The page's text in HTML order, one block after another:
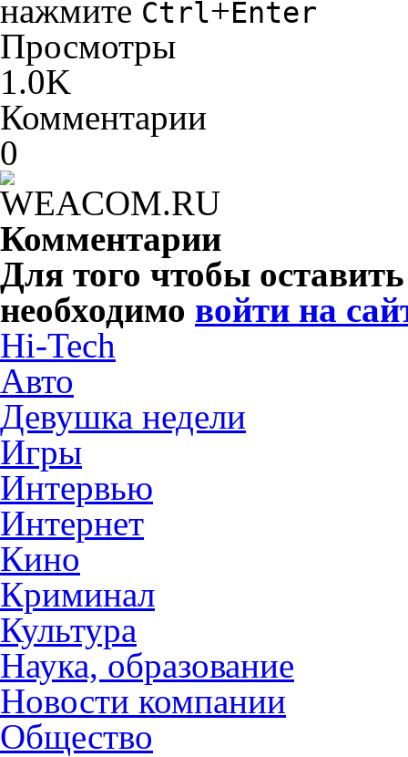
нажмите Ctrl+Enter
Просмотры
1.0K
Комментарии
0
Комментарии
Для того чтобы
необходимо войти на
Hi-Tech
Авто
Девушка недели
Игры
Интервью
Интернет
Кино
Криминал
Культура
Наука, образование
Новости компании
Общество